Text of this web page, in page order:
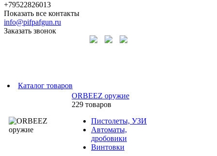
+79522826013
Показать все контакты
info@pifpafgun.ru
Заказать звонок
Каталог товаров
ORBEEZ оружие
229 товаров
Пистолеты, УЗИ
Автоматы,
дробовики
Винтовки